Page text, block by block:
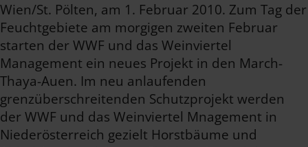
Wien/St. Pölten, am 1. Februar 2010. Zum Tag der
Feuchtgebiete am morgigen zweiten Februar
starten der WWF und das Weinviertel
Management ein neues Projekt in den March-
Thaya-Auen. Im neu anlaufenden
grenzüberschreitenden Schutzprojekt werden
der WWF und das Weinviertel Mnagement in
Niederösterreich gezielt Horstbäume und